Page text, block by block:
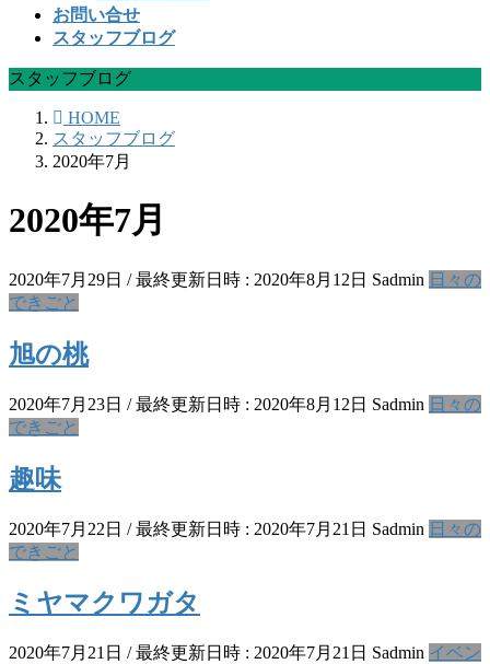
お問い合せ
スタッフブログ
スタッフブログ
HOME
スタッフブログ
2020年7月
2020年7月
2020年7月29日 / 最終更新日時 : 2020年8月12日 Sadmin 日々の
できごと
旭の桃
2020年7月23日 / 最終更新日時 : 2020年8月12日 Sadmin 日々の
できごと
趣味
2020年7月22日 / 最終更新日時 : 2020年7月21日 Sadmin 日々の
できごと
ミヤマクワガタ
2020年7月21日 / 最終更新日時 : 2020年7月21日 Sadmin イベン